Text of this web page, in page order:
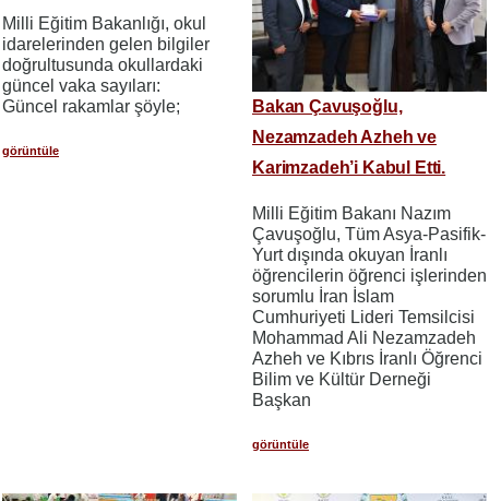
Milli Eğitim Bakanlığı, okul
idarelerinden gelen bilgiler
doğrultusunda okullardaki
güncel vaka sayıları:
Güncel rakamlar şöyle;
görüntüle
Bakan Çavuşoğlu,
Nezamzadeh Azheh ve
Karimzadeh’i Kabul Etti.
Milli Eğitim Bakanı Nazım
Çavuşoğlu, Tüm Asya-Pasifik-
Yurt dışında okuyan İranlı
öğrencilerin öğrenci işlerinden
sorumlu İran İslam
Cumhuriyeti Lideri Temsilcisi
Mohammad Ali Nezamzadeh
Azheh ve Kıbrıs İranlı Öğrenci
Bilim ve Kültür Derneği
Başkan
görüntüle